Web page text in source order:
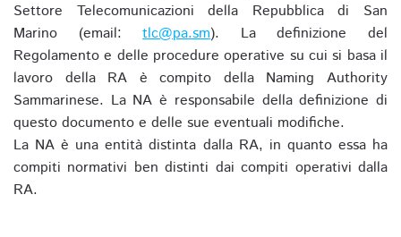
Settore Telecomunicazioni della Repubblica di San
Marino (email:tlc@pa.sm). La definizione del
Regolamento e delle procedure operative su cui si basa il
lavoro della RA è compito della Naming Authority
Sammarinese. La NA è responsabile della definizione di
questo documento e delle sue eventuali modifiche.
La NA è una entità distinta dalla RA, in quanto essa ha
compiti normativi ben distinti dai compiti operativi dalla
RA.